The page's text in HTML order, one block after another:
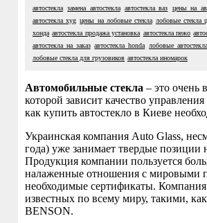
автостекла замена автостекла автостекла ваз цены на
автостекла xyg цены на лобовые стекла лобовые стекла
хонда автостекла продажа установка автостекла пежо
автостекла на заказ автостекла honda лобовые автостекла
лобовые стекла для грузовиков автостекла иномарок
Автомобильные стекла – это очень
которой зависит качество
как купить автостекло в Киеве
Украинская компания Auto Glass,
года) уже занимает твердые
Продукция компании пользуется
налаженные отношения с мировыми
необходимые сертификаты.
известных по всему миру, такими,
BENSON.